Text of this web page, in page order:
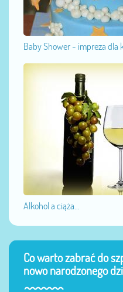
Baby Shower - impreza dla
Alkohol a ciąża...
Co warto zabrać do
nowo narodzonego